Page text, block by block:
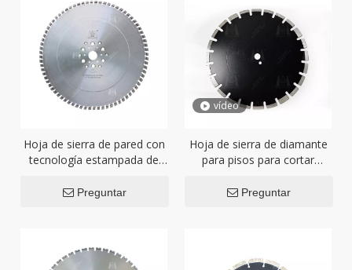
Hoja de sierra de pared con
tecnología estampada de
Preguntar
vídeo
Hoja de sierra de diamante
para pisos para cortar
Preguntar